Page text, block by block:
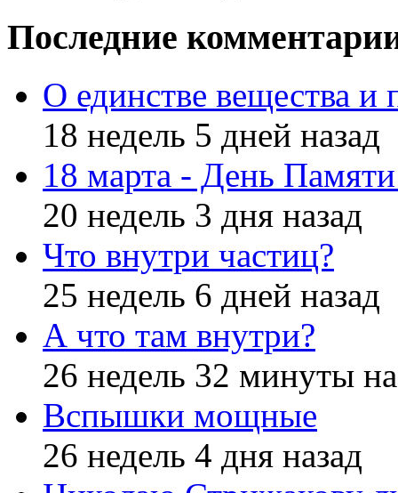
Последние
О единстве вещества и
18 недель 5 дней назад
18 марта - День
20 недель 3 дня назад
Что внутри частиц?
25 недель 6 дней назад
А что там внутри?
26 недель 32 минуты
Вспышки мощные
26 недель 4 дня назад